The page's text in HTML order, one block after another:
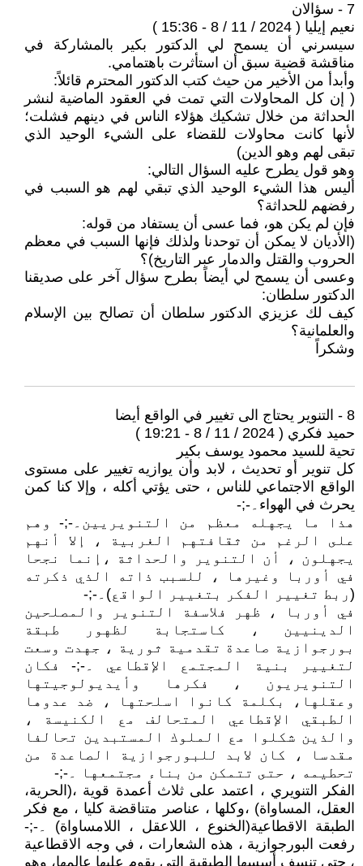
7 - سؤالان
نعيم إيليا ( 2024 / 11 / 8 - 15:36 )
سيسرني أن يسمح لي الدكتور بكير بالمشاركة في
مناقشة قضية سبق أن استأثرت باهتمامي.
وأبدأ من الأخير من حيث كتب الدكتور المحترم قائلاً:
( إن كل المحاولات التي تمت في العقود الماضية لنشر
الحداثة من خلال تشكيك هؤلاء الناس في دينهم فشلت؛
لأنها كانت محاولات للقضاء على الشيء الوحيد الذي
تبقى لهم وهو الدين)
وهو قول يطرح عليه السؤال التالي:
أليس هذا الشيء الوحيد الذي تبقي لهم هو السبب في
رفضهم للحداثة؟
فإن لم يكن هو، فما عسى أن يستفاد من قوله:
(الأديان لا يمكن أن توحدنا ولذلك فإنها السبب في معظم
الحروب والقتل والدمار عبر التاريخ)؟
وعسى أن يسمح لي أيضاً بطرح سؤال آخر على صديقنا
الدكتور سلطان:
كيف لك عزيزي الدكتور سلطان أن تصالح بين الإسلام
والعلمانية؟
وشكراً
8 - التنوير يحتاج الى تغيير في الواقع أيضا
حميد فكري ( 2024 / 11 / 8 - 19:21 )
تحية للسيد محمود يوسف بكير
كل تنوير أو تحديث ، لابد وأن يوازيه تغيير على مستوى
الواقع الاجتماعي للناس ، حتى يؤتي أكله ، وإلا كنا كمن
يحرث في الهواء۔-;-
هذا ما يجهله معظم من التنويريين۔-;- وهم
على الرغم من ثقافتهم الغربية ، إلا أنهم
يجهلون ، أن التنوير والحداثة ،إنما نجحا
في أوربا وغيرها ، للسبب ذاته الذي ذكرته
(ربط تغيير الفكر بتغيير الواقع)۔-;-
في أوربا ، ظهر فلاسفة التنوير والمصلحين
الدينيين ، كاستجابة لظهور طبقة
بورجوازية صاعدة تقدمية ثورية ، جهدت وسعت
لتغيير بنية المجتمع الإقطاعي ۔-;- فكان
التنويريون ، فكرها وأيديولوجيتها
وعقلها، بكلمة كانوا اسلحتها ، ضد عدوها
الطبقي الإقطاعي المتحالف مع الكنيسة ،
والذين شكلوا مع الملوك المستبدين تحالفا
مقدسا ، كان لابد للبورجوازية الصاعدة من
تحطيمه ، حتى تتمكن من بناء مجتمعها ۔-;-
الفكر التنويري ، اعتمد على ثلاث أعمدة قوية ،(الحرية،
العقل، المساواة) ،وكلها ، عناصر متناقضة كليا ، مع فكر
الطبقة الاقطاعية(الخنوع ، اللاعقل ، اللامساواة) ۔-;-
رفعت البورجوازية ، هذه الشعارات ، في وجه الاقطاعية
، حتى تنسف أسسها الطبقية التي يقوم عليها عالمها، وهو